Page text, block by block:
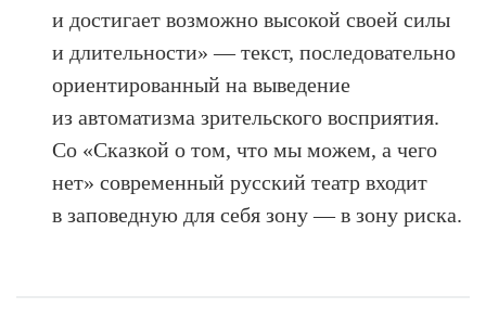
и достигает возможно высокой своей силы
и длительности» — текст, последовательно
ориентированный на выведение
из автоматизма зрительского восприятия.
Со «Сказкой о том, что мы можем, а чего
нет» современный русский театр входит
в заповедную для себя зону — в зону риска.